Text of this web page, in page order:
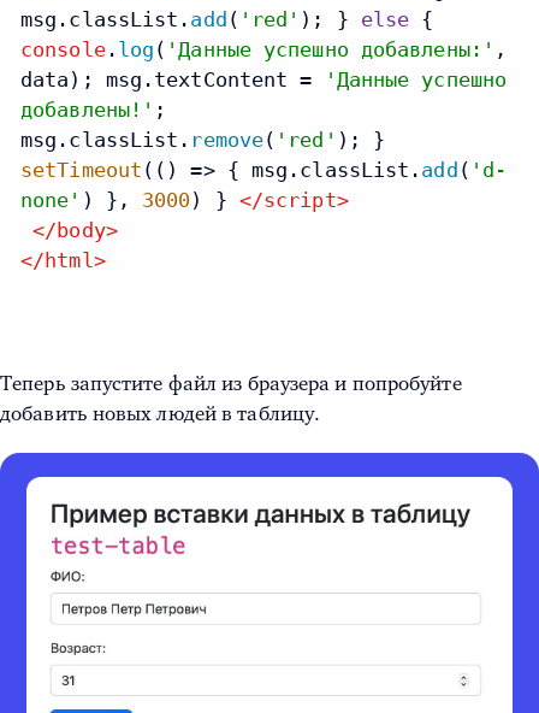
msg. classList . add ( 'red' ); } else {
console. log ( 'Данные успешно добавлены:' ,
data); msg. textContent =
'Данные успешно
добавлены!' ;
msg. classList . remove( 'red' ); }
setTimeout ( () =>{ msg. classList . add ( 'd-
none' ) }, 3000) } </script>
</body>
</html >
Теперь запустите файл из браузера и попробуйте
добавить новых людей в таблицу.